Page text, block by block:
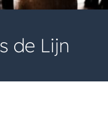
de Lijn